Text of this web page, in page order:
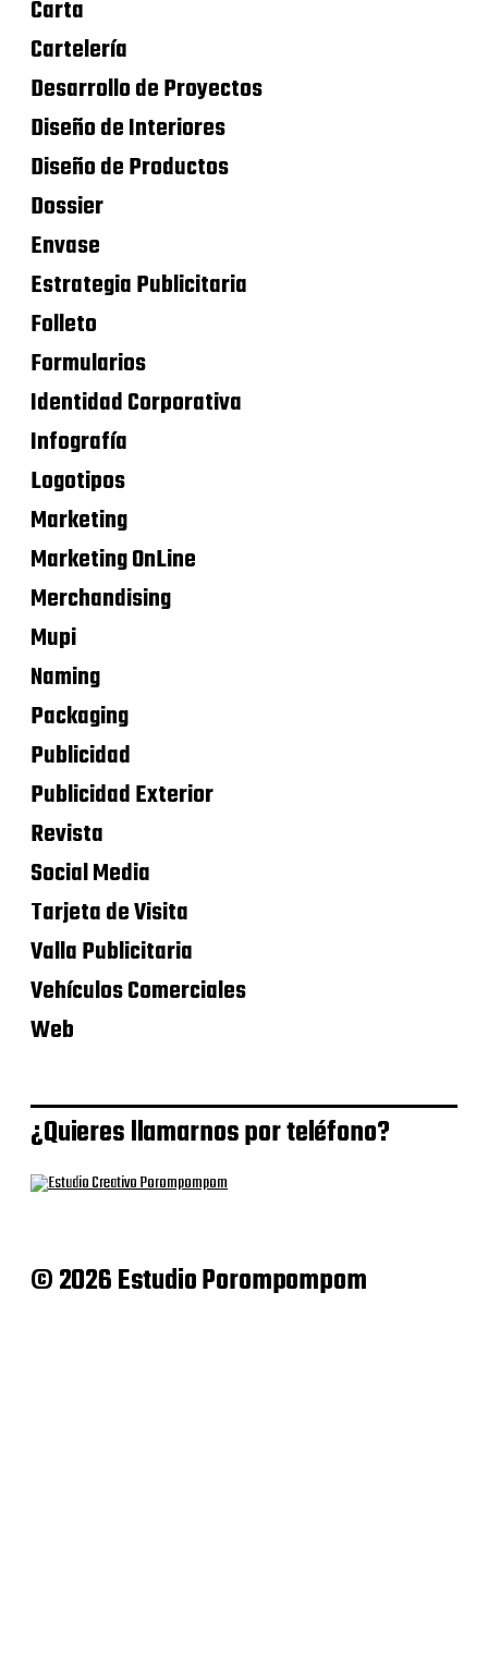
Carta
Cartelería
Desarrollo de Proyectos
Diseño de Interiores
Diseño de Productos
Dossier
Envase
Estrategia Publicitaria
Folleto
Formularios
Identidad Corporativa
Infografía
Logotipos
Marketing
Marketing OnLine
Merchandising
Mupi
Naming
Packaging
Publicidad
Publicidad Exterior
Revista
Social Media
Tarjeta de Visita
Valla Publicitaria
Vehículos Comerciales
Web
¿Quieres llamarnos por teléfono?
© 2026 Estudio Porompompom